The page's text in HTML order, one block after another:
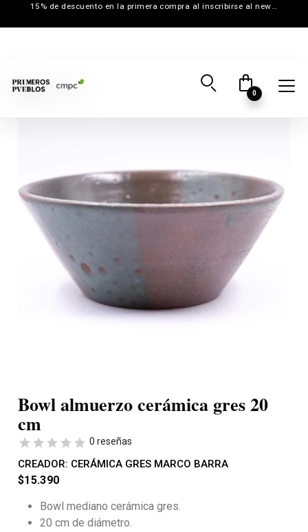
15% de descuento en la primera compra al inscribirse al newsletter
0
Bowl almuerzo cerámica gres 20
cm
0 reseñas
CREADOR: CERÁMICA GRES MARCO BARRA
$15.390
Bowl mediano cerámica gres.
20 cm de diámetro.